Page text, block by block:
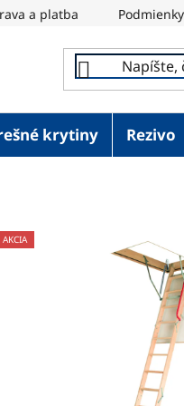
a platba
krytiny Rezivo
AKCIA